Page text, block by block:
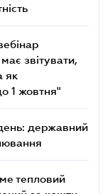
звітувати,
як
1 жовтня"
державний
тепловий